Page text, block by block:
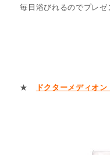
毎日浴びれるのでプレゼ
★ ドクターメディオ